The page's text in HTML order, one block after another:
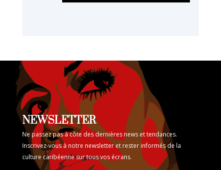
NEWSLETTER
Ne passez pas à côte des dernières news et tendances.
Inscrivez-vous à notre newsletter et rester informés de la
culture caribéenne sur tous vos écrans.